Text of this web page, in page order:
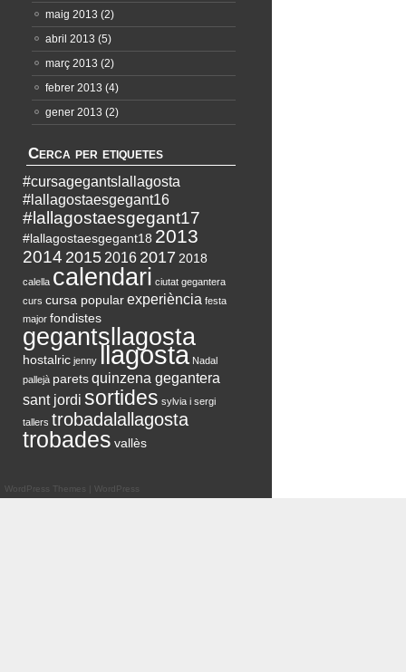
maig 2013 (2)
abril 2013 (5)
març 2013 (2)
febrer 2013 (4)
gener 2013 (2)
Cerca per etiquetes
#cursagegantslallagosta
#lallagostaesgegant16
#lallagostaesgegant17
#lallagostaesgegant18 2013
2014 2015 2016 2017 2018
calella calendari ciutat gegantera
curs cursa popular experiència festa
major fondistes
gegantsllagosta
hostalric jenny llagosta Nadal
pallejà parets quinzena gegantera
sant jordi sortides sylvia i sergi
tallers trobadalallagosta
trobades vallès
WordPress Themes WordPress